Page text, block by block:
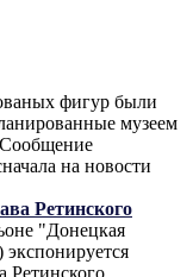
фигур были
музеем
на новости
Ретинского
"Донецкая
Ретинского